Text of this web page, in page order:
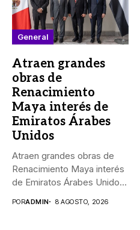
General
Atraen grandes
obras de
Renacimiento
Maya interés de
Emiratos Árabes
Unidos
Atraen grandes obras de
Renacimiento Maya interés
de Emiratos Árabes Unidos
PORADMIN 8 AGOSTO, 2026